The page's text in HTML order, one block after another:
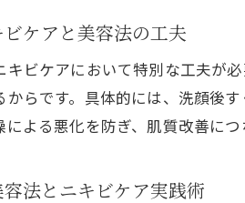
乾燥と
美容法
環境ス
ケアと美容法の工夫
ビケアにおいて特別な工夫が
らです。具体的には、洗顔後
よる悪化を防ぎ、肌質改善につ
法とニキビケア実践術